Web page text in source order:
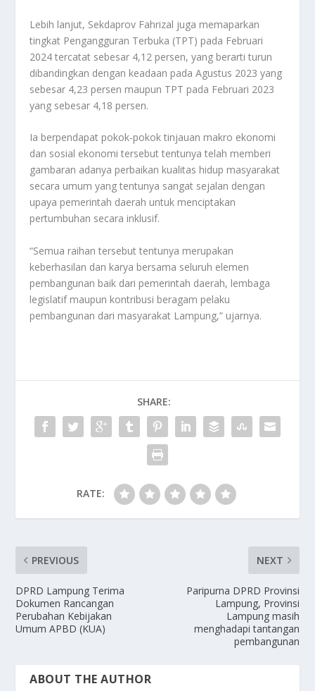
Lebih lanjut, Sekdaprov Fahrizal juga memaparkan
tingkat Pengangguran Terbuka (TPT) pada Februari
2024 tercatat sebesar 4,12 persen, yang berarti turun
dibandingkan dengan keadaan pada Agustus 2023 yang
sebesar 4,23 persen maupun TPT pada Februari 2023
yang sebesar 4,18 persen.
Ia berpendapat pokok-pokok tinjauan makro ekonomi
dan sosial ekonomi tersebut tentunya telah memberi
gambaran adanya perbaikan kualitas hidup masyarakat
secara umum yang tentunya sangat sejalan dengan
upaya pemerintah daerah untuk menciptakan
pertumbuhan secara inklusif.
“Semua raihan tersebut tentunya merupakan
keberhasilan dan karya bersama seluruh elemen
pembangunan baik dari pemerintah daerah, lembaga
legislatif maupun kontribusi beragam pelaku
pembangunan dari masyarakat Lampung,” ujarnya.
SHARE:
RATE:
PREVIOUS
DPRD Lampung Terima
Dokumen Rancangan
Perubahan Kebijakan
Umum APBD (KUA)
NEXT
Paripurna DPRD Provinsi
Lampung, Provinsi
Lampung masih
menghadapi tantangan
pembangunan
ABOUT THE AUTHOR